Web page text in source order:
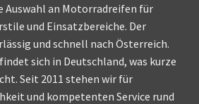
Auswahl an Motorradreifen für
und Einsatzbereiche. Der
und schnell nach Österreich.
sich in Deutschland, was kurze
Seit 2011 stehen wir für
und kompetenten Service rund